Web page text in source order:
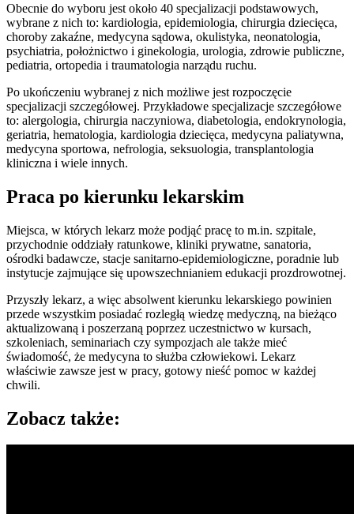
Obecnie do wyboru jest około 40 specjalizacji podstawowych,
wybrane z nich to: kardiologia, epidemiologia, chirurgia dziecięca,
choroby zakaźne, medycyna sądowa, okulistyka, neonatologia,
psychiatria, położnictwo i ginekologia, urologia, zdrowie publiczne,
pediatria, ortopedia i traumatologia narządu ruchu.
Po ukończeniu wybranej z nich możliwe jest rozpoczęcie
specjalizacji szczegółowej. Przykładowe specjalizacje szczegółowe
to: alergologia, chirurgia naczyniowa, diabetologia, endokrynologia,
geriatria, hematologia, kardiologia dziecięca, medycyna paliatywna,
medycyna sportowa, nefrologia, seksuologia, transplantologia
kliniczna i wiele innych.
Praca po kierunku lekarskim
Miejsca, w których lekarz może podjąć pracę to m.in. szpitale,
przychodnie oddziały ratunkowe, kliniki prywatne, sanatoria,
ośrodki badawcze, stacje sanitarno-epidemiologiczne, poradnie lub
instytucje zajmujące się upowszechnianiem edukacji prozdrowotnej.
Przyszły lekarz, a więc absolwent kierunku lekarskiego powinien
przede wszystkim posiadać rozległą wiedzę medyczną, na bieżąco
aktualizowaną i poszerzaną poprzez uczestnictwo w kursach,
szkoleniach, seminariach czy sympozjach ale także mieć
świadomość, że medycyna to służba człowiekowi. Lekarz
właściwie zawsze jest w pracy, gotowy nieść pomoc w każdej
chwili.
Zobacz także: